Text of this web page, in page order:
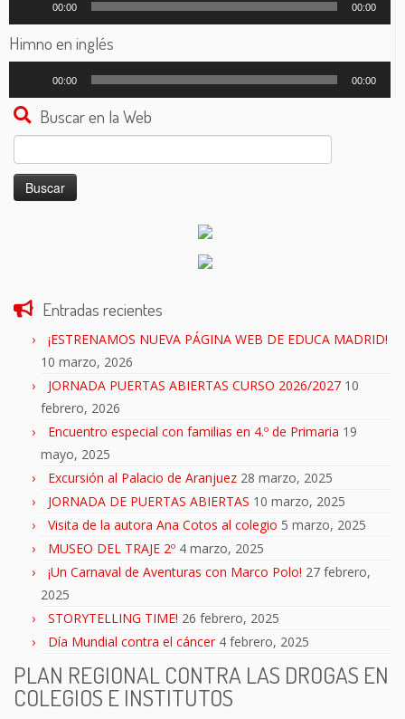
audio
00:00 00:00
Himno en inglés
audio
00:00 00:00
Buscar en la Web
Buscar:
Entradas recientes
¡ESTRENAMOS NUEVA PÁGINA WEB DE EDUCA MADRID!
10 marzo, 2026
JORNADA PUERTAS ABIERTAS CURSO 2026/2027 10
febrero, 2026
Encuentro especial con familias en 4.º de Primaria 19
mayo, 2025
Excursión al Palacio de Aranjuez 28 marzo, 2025
JORNADA DE PUERTAS ABIERTAS 10 marzo, 2025
Visita de la autora Ana Cotos al colegio 5 marzo, 2025
MUSEO DEL TRAJE 2º 4 marzo, 2025
¡Un Carnaval de Aventuras con Marco Polo! 27 febrero,
2025
STORYTELLING TIME! 26 febrero, 2025
Día Mundial contra el cáncer 4 febrero, 2025
PLAN REGIONAL CONTRA LAS DROGAS EN
COLEGIOS E INSTITUTOS